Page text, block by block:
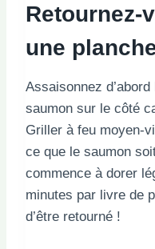
Retournez-
une
Assaisonnez
saumon sur le côté
Griller à feu moyen-
ce que le saumon
commence à dorer
minutes par livre de
d’être retourné !